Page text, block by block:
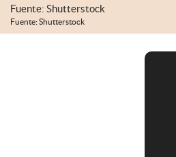
Fuente: Shutterstock
Fuente: Shutterstock